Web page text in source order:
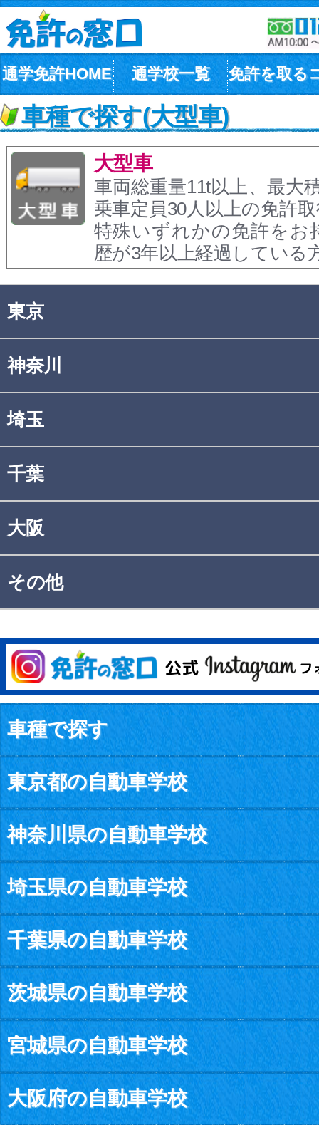
通学免許HOME 通学校一覧 免許を取る
車種で探す(大型車)
大型車
車両総重量11t以上、最大
乗車定員30人以上の免許
特殊いずれかの免許をお
歴が3年以上経過している
東京
神奈川
埼玉
千葉
大阪
その他
車種で探す
東京都の自動車学校
神奈川県の自動車学校
埼玉県の自動車学校
千葉県の自動車学校
茨城県の自動車学校
宮城県の自動車学校
大阪府の自動車学校